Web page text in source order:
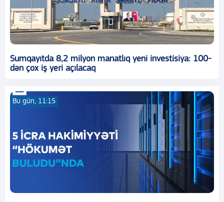
Sumqayıtda 8,2 milyon manatlıq yeni investisiya: 100-
dən çox iş yeri açılacaq
Bu gün, 11:15